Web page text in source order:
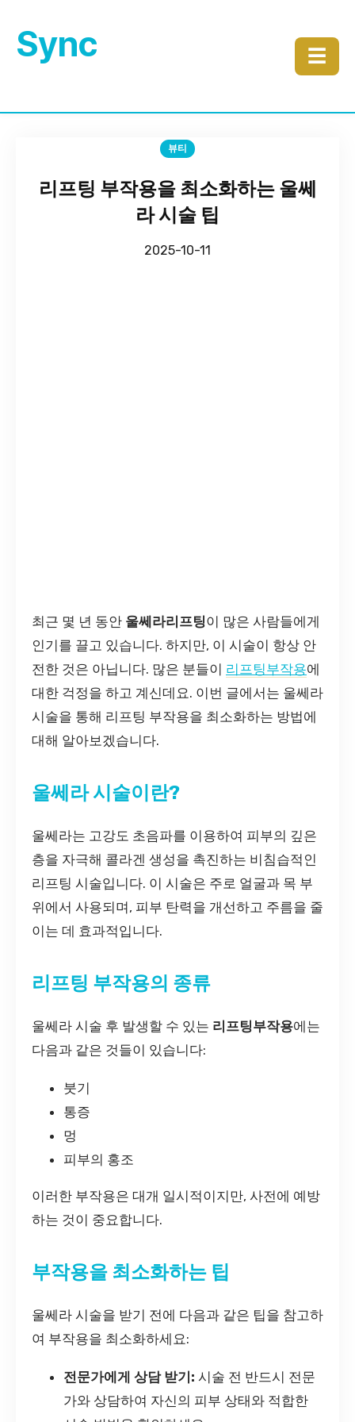
Sync ☰
뷰티
리프팅 부작용을 최소화하는 울쎄
라 시술 팁
2025-10-11
최근 몇 년 동안 울쎄라리프팅이 많은 사람들에게
인기를 끌고 있습니다. 하지만, 이 시술이 항상 안
전한 것은 아닙니다. 많은 분들이 리프팅부작용에
대한 걱정을 하고 계신데요. 이번 글에서는 울쎄라
시술을 통해 리프팅 부작용을 최소화하는 방법에
대해 알아보겠습니다.
울쎄라 시술이란?
울쎄라는 고강도 초음파를 이용하여 피부의 깊은
층을 자극해 콜라겐 생성을 촉진하는 비침습적인
리프팅 시술입니다. 이 시술은 주로 얼굴과 목 부
위에서 사용되며, 피부 탄력을 개선하고 주름을 줄
이는 데 효과적입니다.
리프팅 부작용의 종류
울쎄라 시술 후 발생할 수 있는 리프팅부작용에는
다음과 같은 것들이 있습니다:
붓기
통증
멍
피부의 홍조
이러한 부작용은 대개 일시적이지만, 사전에 예방
하는 것이 중요합니다.
부작용을 최소화하는 팁
울쎄라 시술을 받기 전에 다음과 같은 팁을 참고하
여 부작용을 최소화하세요:
전문가에게 상담 받기: 시술 전 반드시 전문
가와 상담하여 자신의 피부 상태와 적합한